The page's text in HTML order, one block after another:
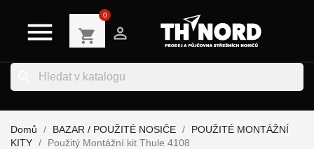
 shopping_cart
0

Domů BAZAR / POUŽITÉ NOSIČE
POUŽITÉ MONTÁŽNÍ
KITY
Použitý Montážní kit Thule 4108